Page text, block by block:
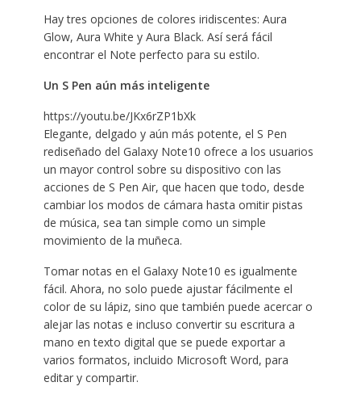
Hay tres opciones de colores iridiscentes: Aura
Glow, Aura White y Aura Black. Así será fácil
encontrar el Note perfecto para su estilo.
Un S Pen aún más inteligente
https://youtu.be/JKx6rZP1bXk
Elegante, delgado y aún más potente, el S Pen
rediseñado del Galaxy Note10 ofrece a los usuarios
un mayor control sobre su dispositivo con las
acciones de S Pen Air, que hacen que todo, desde
cambiar los modos de cámara hasta omitir pistas
de música, sea tan simple como un simple
movimiento de la muñeca.
Tomar notas en el Galaxy Note10 es igualmente
fácil. Ahora, no solo puede ajustar fácilmente el
color de su lápiz, sino que también puede acercar o
alejar las notas e incluso convertir su escritura a
mano en texto digital que se puede exportar a
varios formatos, incluido Microsoft Word, para
editar y compartir.